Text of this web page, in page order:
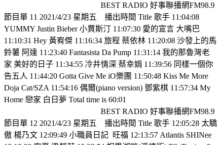
BEST RADIO 好事聯播網FM98.9
節目單 11 2021/4/23 星期五
播出時間 Title 歌手 11:04:08
YUMMY Justin Bieber 小賈斯汀 11:07:30 愛的宣言 大嘴巴
11:10:31 Hey 黃宥傑 11:16:34 旅程 蔡依林 11:20:08 沙發上的馬
鈴薯 阿達 11:23:40 Fantasista Da Pump 11:31:14 我的那魯灣老
家 美好的日子 11:34:55 冷井情深 蔡幸娟 11:39:56 同樣一個你
告五人 11:44:20 Gotta Give Me iO樂團 11:50:48 Kiss Me More
Doja Cat/SZA 11:54:16 偶爾(piano version) 鄧紫棋 11:57:34 My
Home 戀家 白日夢 Total time is 60:01
BEST RADIO 好事聯播網FM98.9
節目單 12 2021/4/23 星期五
播出時間 Title 歌手 12:05:28 太驕
傲 楊乃文 12:09:49 小職員日記 旺福 12:13:57 Atlantis SHINee